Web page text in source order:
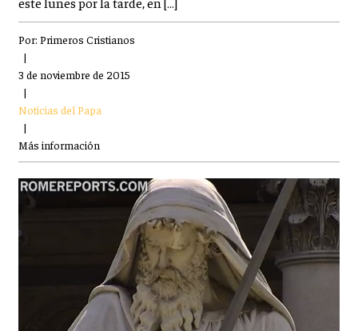
Por: Primeros Cristianos
|
3 de noviembre de 2015
|
Noticias del Papa
|
Más información